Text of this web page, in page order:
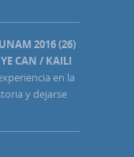
2016 (26)
CAN / KAILI
en la
y dejarse